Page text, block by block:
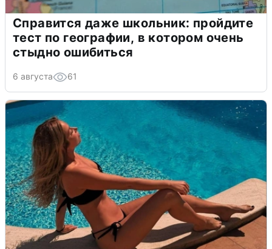
Справится даже школьник: пройдите
тест по географии, в котором очень
стыдно ошибиться
6 августа 61